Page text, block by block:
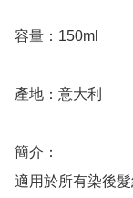
容量：150ml
產地：意大利
簡介：
適用於所有染後